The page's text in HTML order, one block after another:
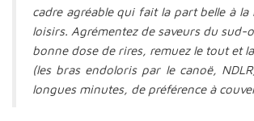
cadre agréable qui fait la part belle à la
loisirs. Agrémentez de saveurs du sud-
bonne dose de rires, remuez le tout et
(les bras endoloris par le canoë,
longues minutes, de préférence à